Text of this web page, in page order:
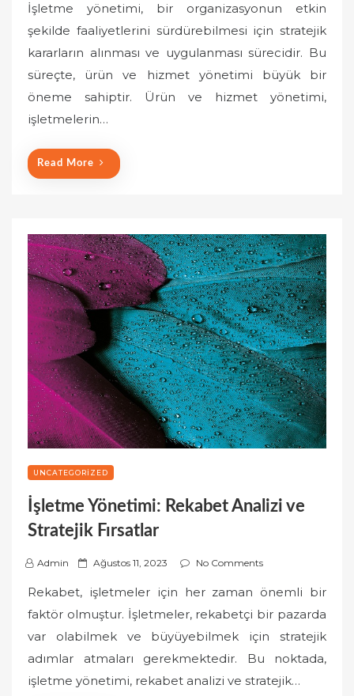
s
t
d
o
İşletme yönetimi, bir organizasyonun etkin
şekilde faaliyetlerini sürdürebilmesi için stratejik
kararların alınması ve uygulanması sürecidir. Bu
süreçte, ürün ve hizmet yönetimi büyük bir
öneme sahiptir. Ürün ve hizmet yönetimi,
işletmelerin…
Read More
UNCATEGORIZED
İşletme Yönetimi: Rekabet Analizi ve
Stratejik Fırsatlar
Admin
P
t
e
d
o
Ağustos 11, 2023 No Comments
Rekabet, işletmeler için her zaman önemli bir
faktör olmuştur. İşletmeler, rekabetçi bir pazarda
var olabilmek ve büyüyebilmek için stratejik
adımlar atmaları gerekmektedir. Bu noktada,
işletme yönetimi, rekabet analizi ve stratejik…